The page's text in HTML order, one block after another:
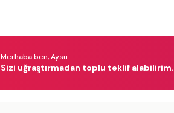
Merhaba ben, Aysu.
Sizi uğraştırmadan toplu teklif alabilirim.